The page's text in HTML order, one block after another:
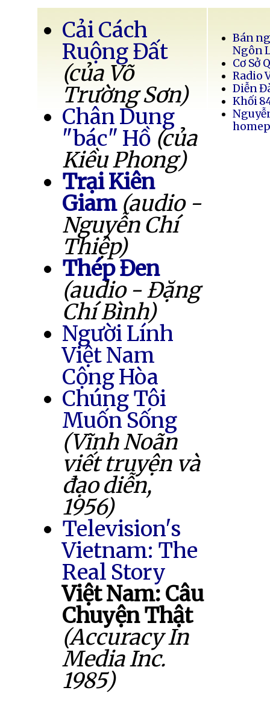
Cải Cách
Ruộng Đất
(của Võ
Trường Sơn)
Chân Dung
"bác" Hồ (của
Kiều Phong)
Trại Kiên
Giam (audio -
Nguyễn Chí
Thiệp)
Thép Đen
(audio - Đặng
Chí Bình)
Người Lính
Việt Nam
Cộng Hòa
Chúng Tôi
Muốn Sống
(Vĩnh Noãn
viết truyện và
đạo diễn,
1956)
Television's
Vietnam: The
Real Story
Việt Nam: Câu
Chuyện Thật
(Accuracy In
Media Inc.
1985)
Bán
Ngôn
Cơ Sở
Radio
Diễn
Khối